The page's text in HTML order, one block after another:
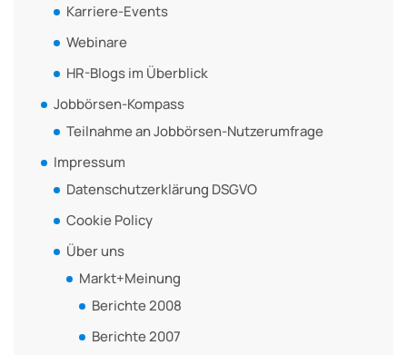
Karriere-Events
Webinare
HR-Blogs im Überblick
Jobbörsen-Kompass
Teilnahme an Jobbörsen-Nutzerumfrage
Impressum
Datenschutzerklärung DSGVO
Cookie Policy
Über uns
Markt+Meinung
Berichte 2008
Berichte 2007